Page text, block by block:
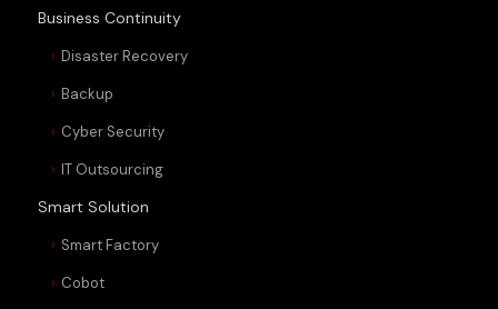
Business Continuity
Disaster Recovery
Backup
Cyber Security
IT Outsourcing
Smart Solution
Smart Factory
Cobot